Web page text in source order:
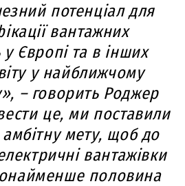
потенціал для
вантажних
Європі та в інших
у найближчому
– говорить Роджер
це, ми поставили
мету, щоб до
вантажівки
половина